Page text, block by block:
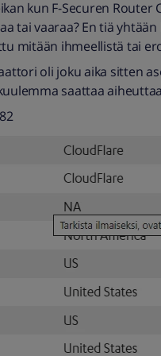
kun F-Securen Router
tai vaaraa? En tiä
mitään ihmeellistä tai
oli joku aika sitten
saattaa